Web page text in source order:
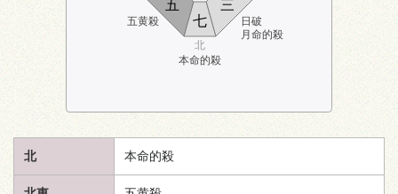
五黄殺
本命的殺
日破
月命的殺
北
七
三
五
北 本命的殺